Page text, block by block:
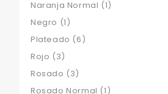
Naranja Normal (1)
Negro (1)
Plateado (6)
Rojo (3)
Rosado (3)
Rosado Normal (1)